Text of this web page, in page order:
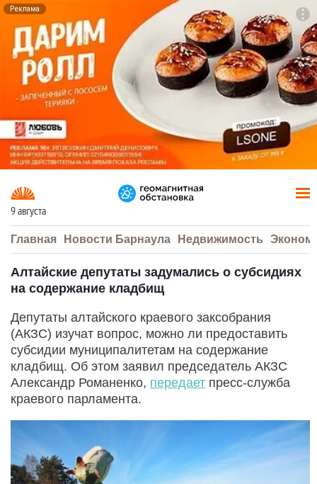
Реклама
9 августа
Главная Новости Барнаула Недвижимость
Алтайские депутаты задумались о субсидиях
на содержание кладбищ
Депутаты алтайского краевого заксобрания
(АКЗС) изучат вопрос, можно ли предоставить
субсидии муниципалитетам на содержание
кладбищ. Об этом заявил председатель АКЗС
Александр Романенко, передает пресс-служба
краевого парламента.